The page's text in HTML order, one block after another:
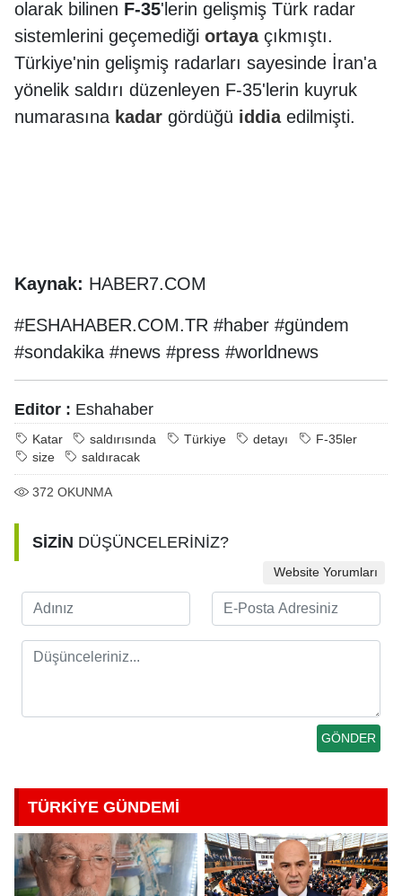
olarak bilinen F-35'lerin gelişmiş Türk radar
sistemlerini geçemediği ortayaçıkmıştı.
Türkiye'nin gelişmiş radarları sayesinde İran'a
yönelik saldırı düzenleyen F-35'lerin kuyruk
numarasına kadar gördüğü iddiaedilmişti.
Kaynak: HABER7.COM
#ESHAHABER.COM.TR #haber #gündem
#sondakika #news #press #worldnews
Editor : Eshahaber
Katar saldırısında Türkiye detayı
F-35ler
size
saldıracak
372 OKUNMA
SİZİN DÜŞÜNCELERİNİZ?
Website Yorumları
TÜRKİYE GÜNDEMİ